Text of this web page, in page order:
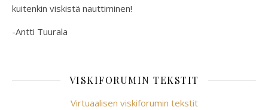
kuitenkin viskistä nauttiminen!
-Antti Tuurala
VISKIFORUMIN TEKSTIT
Virtuaalisen viskiforumin tekstit